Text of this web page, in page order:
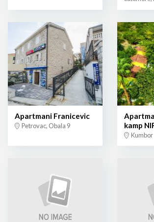
Apartmani Franicevic
Petrovac, Obala 9
kamp
Kumbor